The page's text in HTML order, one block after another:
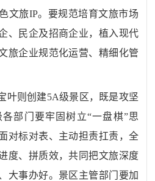
文旅IP。要规范培育文旅市场
、民企及招商企业，植入现代
旅企业规范化运营、精细化管
叶则创建5A级景区，既是攻坚
部门要牢固树立“一盘棋”思
对标对表、主动担责扛责，全
度、拼质效，共同把文旅深度
大事办好。景区主管部门要加